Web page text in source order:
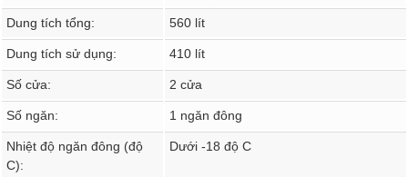
Dung tích tổng: 560 lít
Dung tích sử dụng: 410 lít
Số cửa: 2 cửa
Số ngăn: 1 ngăn đông
Nhiệt độ ngăn đông (độ
C):
Dưới -18 độ C